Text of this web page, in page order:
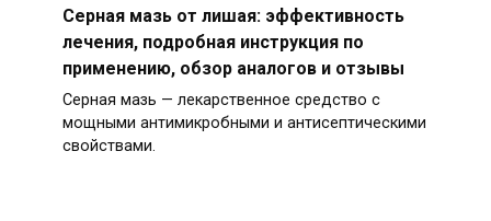
Серная мазь от лишая: эффективность
лечения, подробная инструкция по
применению, обзор аналогов и отзывы
Серная мазь — лекарственное средство с
мощными антимикробными и антисептическими
свойствами.